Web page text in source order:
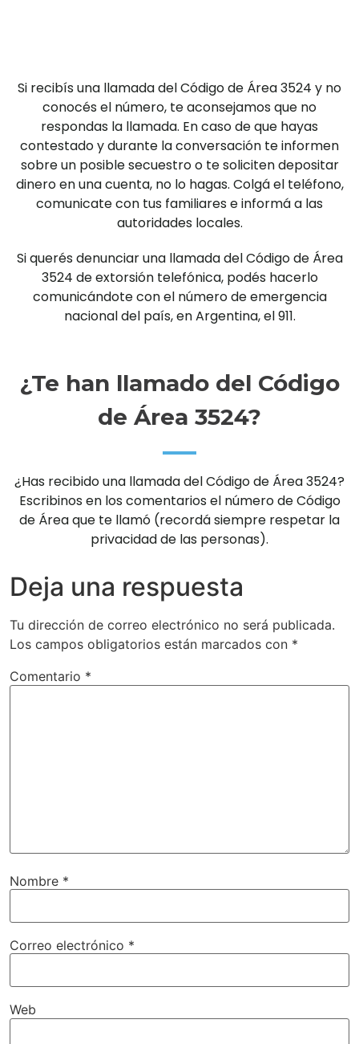
Si recibís una llamada del Código de Área 3524 y no
conocés el número, te aconsejamos que no
respondas la llamada. En caso de que hayas
contestado y durante la conversación te informen
sobre un posible secuestro o te soliciten depositar
dinero en una cuenta, no lo hagas. Colgá el teléfono,
comunicate con tus familiares e informá a las
autoridades locales.
Si querés denunciar una llamada del Código de Área
3524 de extorsión telefónica, podés hacerlo
comunicándote con el número de emergencia
nacional del país, en Argentina, el 911.
¿Te han llamado del Código
de Área 3524?
¿Has recibido una llamada del Código de Área 3524?
Escribinos en los comentarios el número de Código
de Área que te llamó (recordá siempre respetar la
privacidad de las personas).
Deja una respuesta
Tu dirección de correo electrónico no será publicada.
Los campos obligatorios están marcados con *
Comentario *
Nombre *
Correo electrónico *
Web